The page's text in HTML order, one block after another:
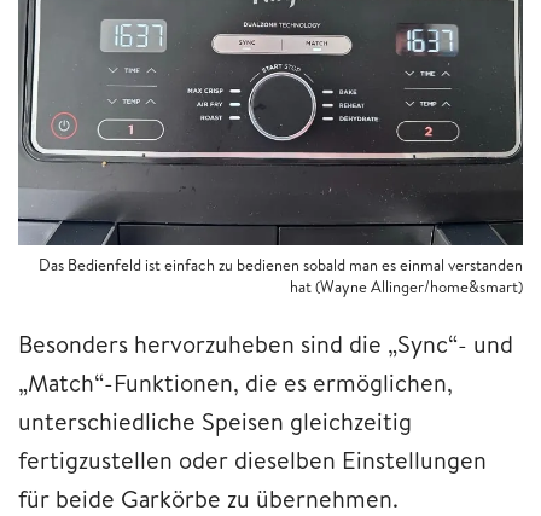
Das Bedienfeld ist einfach zu bedienen sobald man es einmal verstanden
hat (Wayne Allinger/home&smart)
Besonders hervorzuheben sind die „Sync“- und
„Match“-Funktionen, die es ermöglichen,
unterschiedliche Speisen gleichzeitig
fertigzustellen oder dieselben Einstellungen
für beide Garkörbe zu übernehmen.